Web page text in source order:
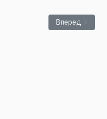
диссертацииСледующий:
Вперед